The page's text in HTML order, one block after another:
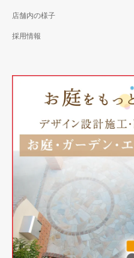
店舗内の様子
採用情報